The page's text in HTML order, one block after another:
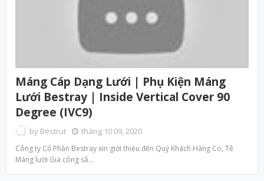
Máng Cáp Dạng Lưới | Phụ Kiện Máng
Lưới Bestray | Inside Vertical Cover 90
Degree (IVC9)
by Bestrut tháng 10 09, 2020
Công ty Cổ Phần Bestray xin giới thiệu đến Quý Khách Hàng Co, Tê
Máng lưới Gia công sẵ…